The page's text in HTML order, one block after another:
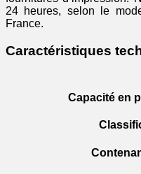
24 heures, selon le
France.
Caractéristiques
Capacité en